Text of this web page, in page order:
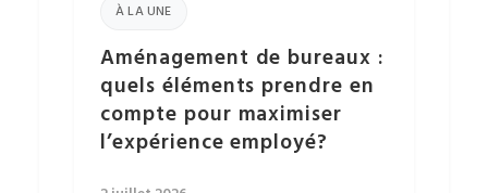
À LA UNE
Aménagement de bureaux :
quels éléments prendre en
compte pour maximiser
l’expérience employé?